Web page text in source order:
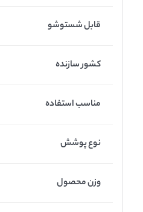
قابل شستوشو
کشور سازنده
مناسب استفاده
نوع پوشش
وزن محصول